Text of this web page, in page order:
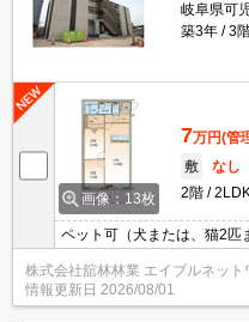
岐阜県可
築3年
3
画像：13枚
7万円(管
敷
なし
2階
2LDK
ペット可（犬または、猫2匹
ＩＣカードキー、温水洗浄
システム、対面式キッチン
器、エアコン、照明（全室
ラス、シャワー付洗面台、
株式会社舘林林業 エイブルネット
情報更新日 2026/08/01